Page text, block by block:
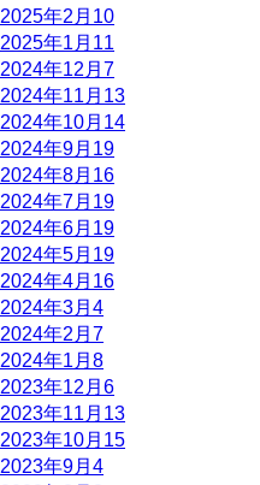
2025年2月 10
2025年1月 11
2024年12月 7
2024年11月 13
2024年10月 14
2024年9月 19
2024年8月 16
2024年7月 19
2024年6月 19
2024年5月 19
2024年4月 16
2024年3月 4
2024年2月 7
2024年1月 8
2023年12月 6
2023年11月 13
2023年10月 15
2023年9月 4